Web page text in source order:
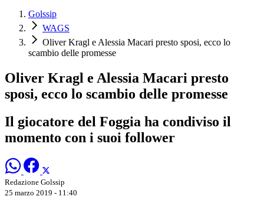
Golssip
WAGS
Oliver Kragl e Alessia Macari presto sposi, ecco lo
scambio delle promesse
Oliver Kragl e Alessia Macari presto
sposi, ecco lo scambio delle promesse
Il giocatore del Foggia ha condiviso il
momento con i suoi follower
Redazione Golssip
25 marzo 2019 - 11:40